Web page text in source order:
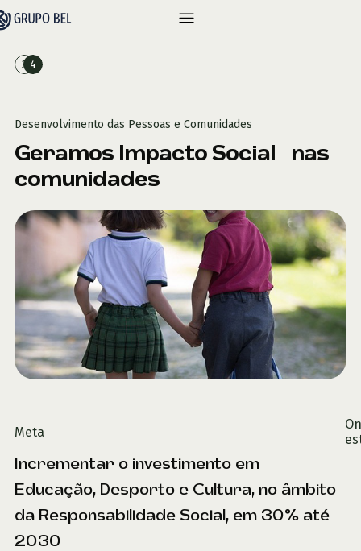
Desenvolvimento das Pessoas e Comunidades
Geramos Impacto Social nas
comunidades
Meta
Incrementar o investimento em
Educação, Desporto e Cultura, no âmbito
da Responsabilidade Social, em 30% até
2030